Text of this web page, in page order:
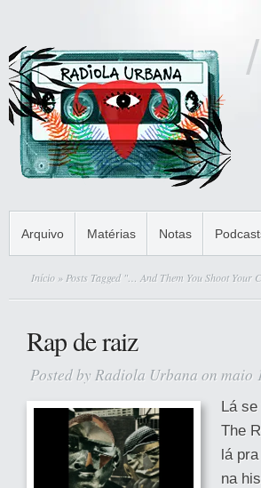
Arquivo Matérias Notas
Início » Posts Tagged "… And Them You Shoot Your
Rap de raiz
Posted by Radiola Urbana on maio
Lá
The
lá
na